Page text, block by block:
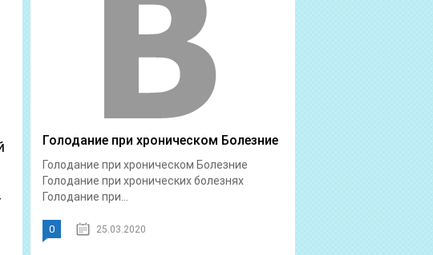
Голодание при хроническом Болезние
Голодание при хроническом Болезние
Голодание при хронических болезнях
Голодание при...
0 25.03.2020